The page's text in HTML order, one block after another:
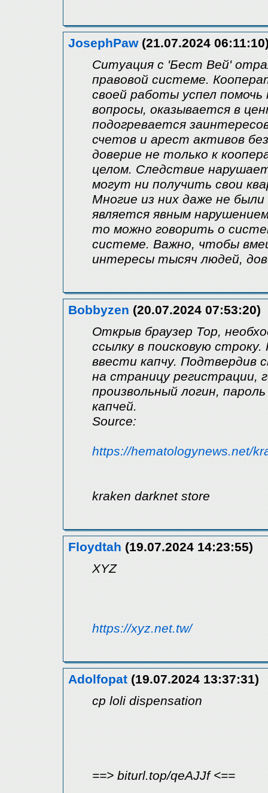
JosephPaw(21.07.2024
Ситуация с 'Бест Вей'
правовой системе.
своей работы успел
вопросы, оказывается в
подогревается
счетов и арест активов
доверие не только к
целом. Следствие
могут ни получить свои
Многие из них даже не
является явным
то можно говорить о
системе. Важно, чтобы
интересы тысяч людей,
Bobbyzen (20.07.2024 07:53:20)
Открыв браузер Тор,
ссылку в поисковую
ввести капчу. Подтвердив
на страницу регистрации,
произвольный логин,
капчей.
Source:
https://hematologynews.net/
kraken darknet store
Floydtah (19.07.2024 14:23:55)
XYZ
https://xyz.net.tw/
Adolfopat (19.07.2024 13:37:31)
cp loli dispensation
==> biturl.top/qeAJJf <==